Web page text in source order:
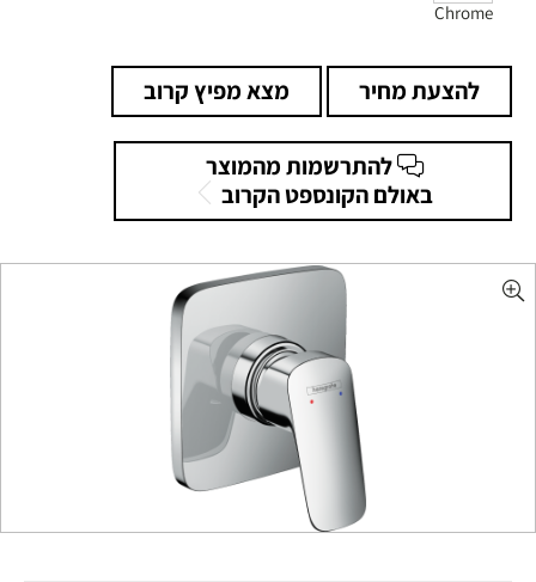
Chrome
להצעת מחיר מצא מפיץ קרוב
להתרשמות מהמוצר
באולם הקונספט הקרוב